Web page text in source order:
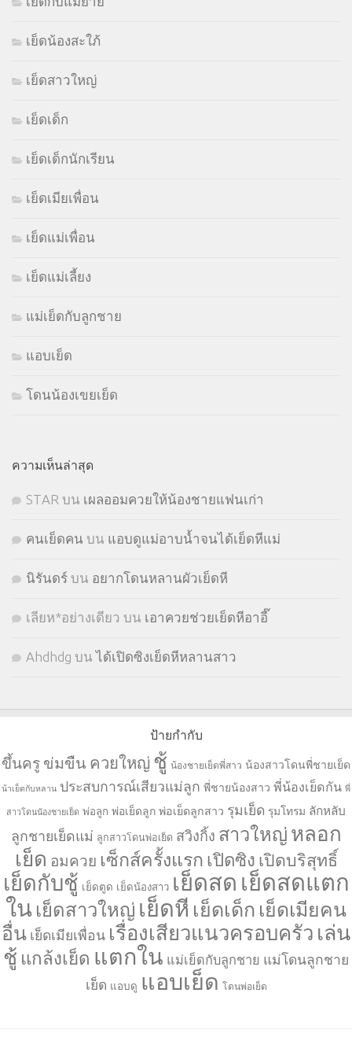
เย็ดน้องสะใภ้
เย็ดสาวใหญ่
เย็ดเด็ก
เย็ดเด็กนักเรียน
เย็ดเมียเพื่อน
เย็ดแม่เพื่อน
เย็ดแม่เลี้ยง
แม่เย็ดกับลูกชาย
แอบเย็ด
โดนน้องเขยเย็ด
ความเห็นล่าสุด
STㅤAR บน เผลออมควยให้น้องชายแฟนเก่า
คนเย็ดคน บน แอบดูแม่อาบน้ำจนได้เย็ดหีแม่
นิรันดร์ บน อยากโดนหลานผัวเย็ดหี
เลียห*อย่างเดียว บน เอาควยช่วยเย็ดหีอาอี๊
Ahdhdg บนได้เปิดซิงเย็ดหีหลานสาว
ป้ายกำกับ
ขึ้นครู ข่มขืน ควยใหญ่ ชู้ น้องชายเย็ดพี่สาว น้องสาวโดนพี่ชายเย็ด
น้าเย็ดกับหลาน ประสบการณ์เสียวแม่ลูก พี่ชายน้องสาว พี่น้องเย็ดกัน พี่
สาวโดนน้องชายเย็ด พ่อลูก พ่อเย็ดลูก พ่อเย็ดลูกสาว รุมเย็ด รุมโทรม ลักหลับ
ลูกชายเย็ดแม่ ลูกสาวโดนพ่อเย็ด สวิงกิ้ง สาวใหญ่ หลอก
เย็ด อมควย เซ็กส์ครั้งแรก เปิดซิง เปิดบริสุทธิ์
เย็ดกับชู้ เย็ดตูด เย็ดน้องสาว เย็ดสด เย็ดสดแตก
ใน เย็ดสาวใหญ่ เย็ดหี เย็ดเด็ก เย็ดเมียคน
อื่น เย็ดเมียเพื่อน เรื่องเสียวแนวครอบครัว เล่น
ชู้ แกล้งเย็ด แตกใน แม่เย็ดกับลูกชาย แม่โดนลูกชาย
เย็ด แอบดู แอบเย็ด โดนพ่อเย็ด